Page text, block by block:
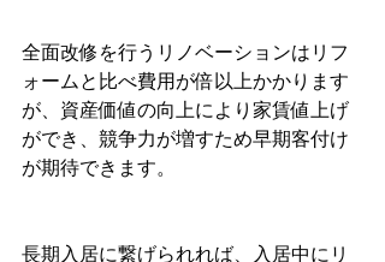
全面改修を行うリノベーションはリフ
ォームと比べ費用が倍以上かかります
が、資産価値の向上により家賃値上げ
ができ、競争力が増すため早期客付け
が期待できます。
長期入居に繋げられれば、入居中にリ